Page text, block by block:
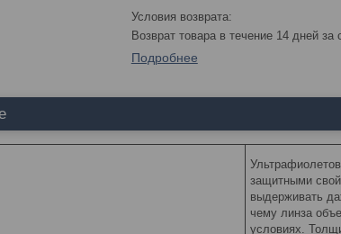
возврат товара в течение 14 дней за
Подробнее
защитными
выдерживать
чему линза
условиях.